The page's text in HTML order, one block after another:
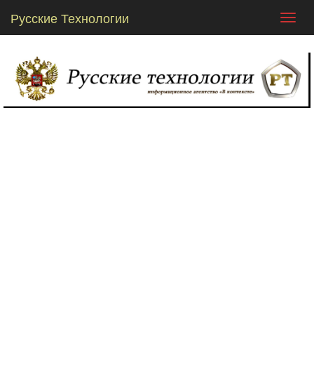
Русские Технологии